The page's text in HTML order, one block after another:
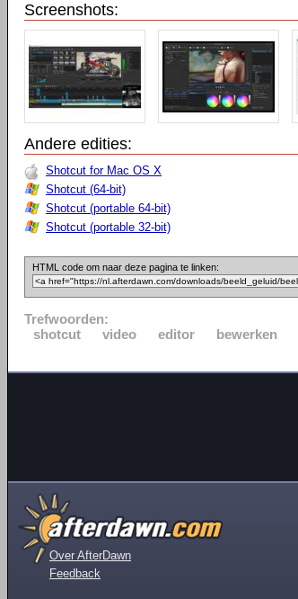
Screenshots:
Andere edities:
Shotcut for Mac OS X
Shotcut (64-bit)
Shotcut (portable 64-bit)
Shotcut (portable 32-bit)
HTML code om naar deze pagina te linken:
Trefwoorden:
shotcut
video editor bewerken
Over AfterDawn
Feedback